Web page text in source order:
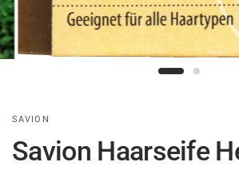
SAVION
Savion Haarseife